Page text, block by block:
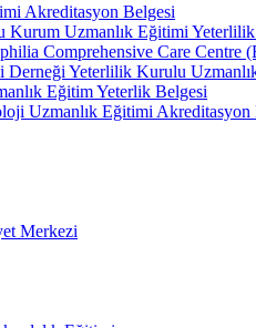
Akreditasyon Belgesi
Uzmanlık Eğitimi
Comprehensive Care Centre
Yeterlilik Kurulu
Eğitim Yeterlik Belgesi
Uzmanlık Eğitimi Akreditasyon
Merkezi